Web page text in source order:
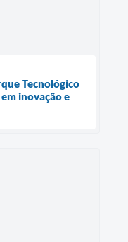
Tecnológico
inovação e